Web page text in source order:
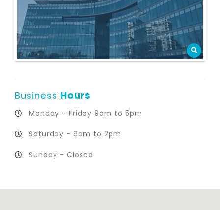
Business Hours
Monday - Friday 9am to 5pm
Saturday - 9am to 2pm
Sunday - Closed